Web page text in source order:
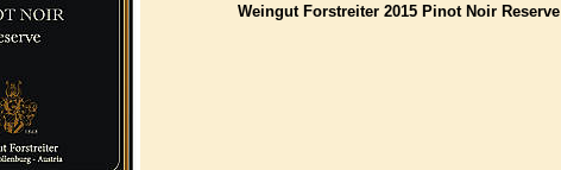
Weingut Forstreiter 2015 Pinot Noir Reserve